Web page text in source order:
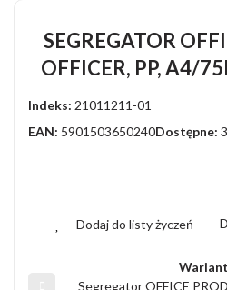
SEGREGATOR
OFFICER, PP, A4/
Indeks: 21011211-01
EAN: 5901503650240Dostępne:
Dodaj do listy życzeń
Wariant
Segregator OFFICE